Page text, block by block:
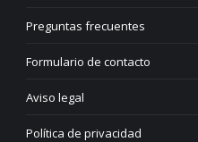
Preguntas frecuentes
Formulario de contacto
Aviso legal
Política de privacidad